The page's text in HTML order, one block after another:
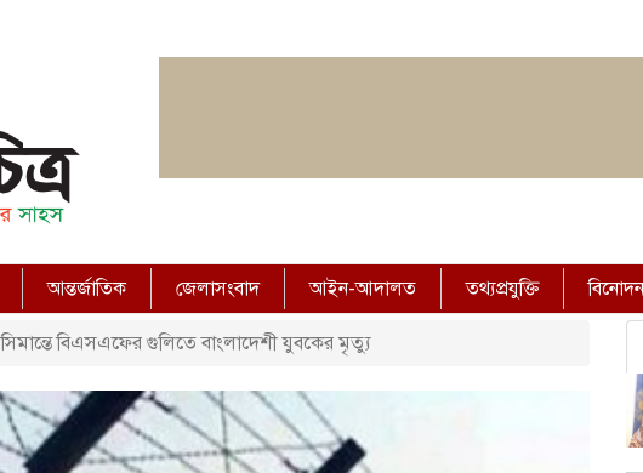
আন্তর্জাতিক জেলাসংবাদ আইন-আদালত তথ্যপ্রযুক্তি বিনোদন
সিমান্তে বিএসএফের গুলিতে বাংলাদেশী যুবকের মৃত্যু